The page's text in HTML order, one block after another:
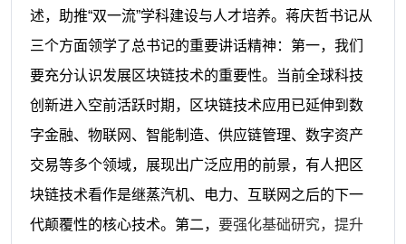
述，助推“双一流”学科建设与人才培养。蒋庆哲书记从
三个方面领学了总书记的重要讲话精神：第一，我们
要充分认识发展区块链技术的重要性。当前全球科技
创新进入空前活跃时期，区块链技术应用已延伸到数
字金融、物联网、智能制造、供应链管理、数字资产
交易等多个领域，展现出广泛应用的前景，有人把区
块链技术看作是继蒸汽机、电力、互联网之后的下一
代颠覆性的核心技术。第二， 要强化基础研究，提升